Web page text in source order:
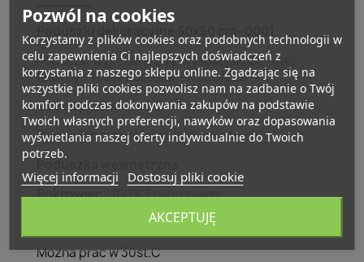
Poduszki dekoracyjne 50x50 cm- 0001
Poduszki wykonane są z wysokojakościowej
tkaniny - 100% Poliester - Mikrofaza
Można prać w 40st.C
Pokrowiec z zamkiem błyskawicznym
Pokrowiec :100% Polipropylen
100% Poliester
Można prać w 30st.C
Pozwól na cookies
Korzystamy z plików cookies oraz podobnych technologii w
celu zapewnienia Ci najlepszych doświadczeń z
korzystania z naszego sklepu online. Zgadzając się na
wszystkie pliki cookies pozwolisz nam na zadbanie o Twój
komfort podczas dokonywania zakupów na podstawie
Twoich własnych preferencji, nawyków oraz dopasowania
wyświetlania naszej oferty indywidualnie do Twoich
potrzeb.
Więcej informacji Dostosuj pliki cookie
AKCEPTUJĘ